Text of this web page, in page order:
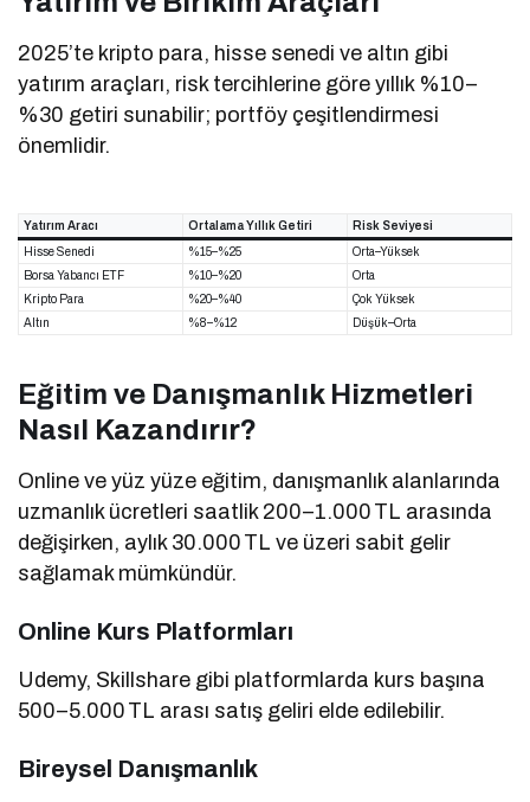
2025’te kripto para, hisse senedi ve altın gibi
yatırım araçları, risk tercihlerine göre yıllık %10–
%30 getiri sunabilir; portföy çeşitlendirmesi
önemlidir.
Yatırım Aracı Ortalama Yıllık Getiri
Risk Seviyesi
Hisse Senedi
%15–%25
Orta–Yüksek
Borsa Yabancı ETF
%10–%20
Orta
Kripto Para
%20–%40
Çok Yüksek
Altın
%8–%12 Düşük–Orta
Eğitim ve Danışmanlık Hizmetleri
Nasıl Kazandırır?
Online ve yüz yüze eğitim, danışmanlık alanlarında
uzmanlık ücretleri saatlik 200–1.000 TL arasında
değişirken, aylık 30.000 TL ve üzeri sabit gelir
sağlamak mümkündür.
Online Kurs Platformları
Udemy, Skillshare gibi platformlarda kurs başına
500–5.000 TL arası satış geliri elde edilebilir.
Bireysel Danışmanlık